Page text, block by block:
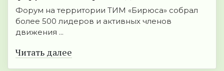
Форум на территории ТИМ «Бирюса» собрал
более 500 лидеров и активных членов
движения ...
Читать далее